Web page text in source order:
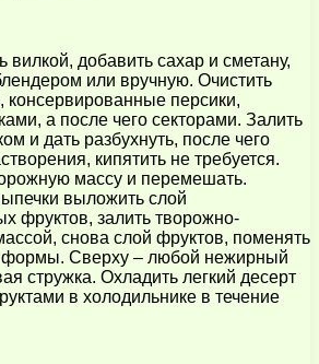
вилкой, добавить сахар и сметану,
или вручную. Очистить
консервированные персики,
а после чего секторами. Залить
и дать разбухнуть, после чего
кипятить не требуется.
массу и перемешать.
выложить слой
фруктов, залить творожно-
снова слой фруктов, поменять
формы. Сверху – любой нежирный
стружка. Охладить легкий десерт
в холодильнике в течение